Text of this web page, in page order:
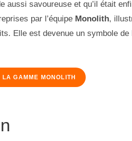
aussi savoureuse et qu’il était
par l’équipe Monolith,
Elle est devenue un symbole de
LA GAMME MONOLITH